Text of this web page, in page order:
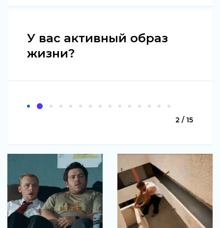
У вас активный образ
жизни?
2 / 15